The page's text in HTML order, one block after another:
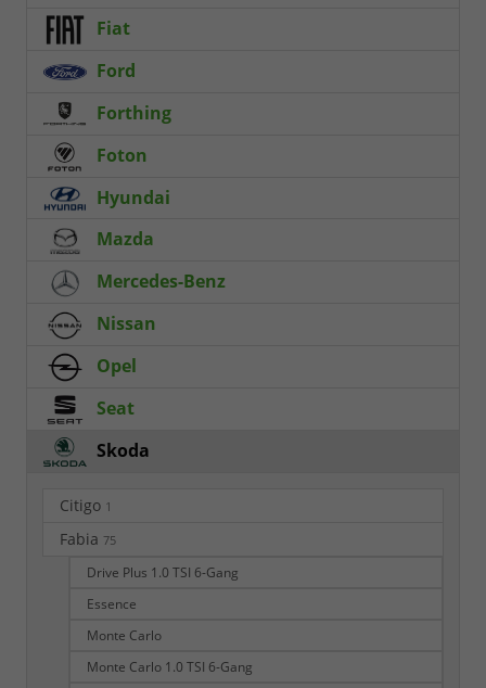
Fiat
Ford
Forthing
Foton
Hyundai
Mazda
Mercedes-Benz
Nissan
Opel
Seat
Skoda
Citigo 1
Fabia 75
Drive Plus 1.0 TSI 6-Gang
Essence
Monte Carlo
Monte Carlo 1.0 TSI 6-Gang